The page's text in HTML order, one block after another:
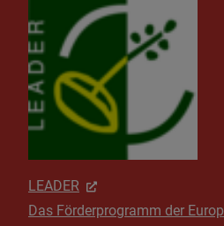
LEADER
Das Förderprogramm der